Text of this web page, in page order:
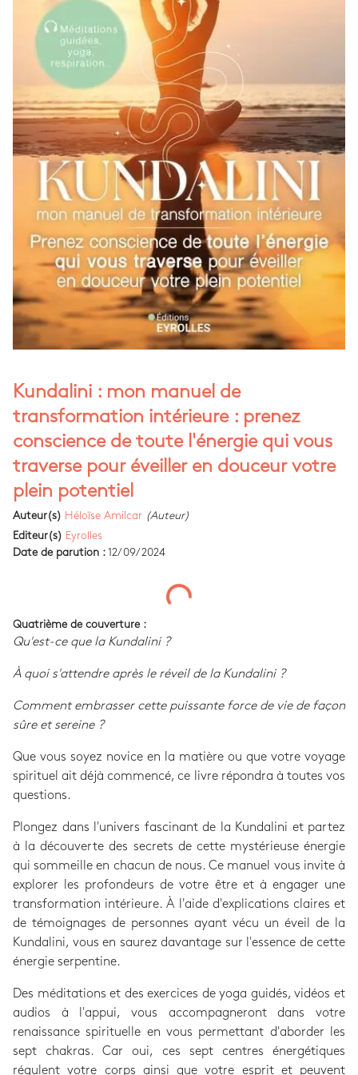
Kundalini : mon manuel de
transformation intérieure : prenez
conscience de toute l'énergie qui vous
traverse pour éveiller en douceur votre
plein potentiel
Auteur(s) Héloïse Amilcar (Auteur)
Editeur(s) Eyrolles
Date de parution : 12/09/2024
Quatrième de couverture :
Qu'est-ce que la Kundalini ?
À quoi s'attendre après le réveil de la Kundalini ?
Comment embrasser cette puissante force de vie de façon
sûre et sereine ?
Que vous soyez novice en la matière ou que votre voyage
spirituel ait déjà commencé, ce livre répondra à toutes vos
questions.
Plongez dans l'univers fascinant de la Kundalini et partez
à la découverte des secrets de cette mystérieuse énergie
qui sommeille en chacun de nous. Ce manuel vous invite à
explorer les profondeurs de votre être et à engager une
transformation intérieure. À l'aide d'explications claires et
de témoignages de personnes ayant vécu un éveil de la
Kundalini, vous en saurez davantage sur l'essence de cette
énergie serpentine.
Des méditations et des exercices de yoga guidés, vidéos et
audios à l'appui, vous accompagneront dans votre
renaissance spirituelle en vous permettant d'aborder les
sept chakras. Car oui, ces sept centres énergétiques
régulent votre corps ainsi que votre esprit et peuvent